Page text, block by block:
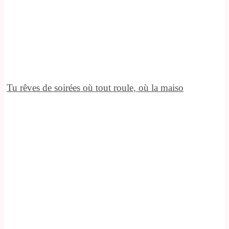
Tu rêves de soirées où tout roule, où la maiso